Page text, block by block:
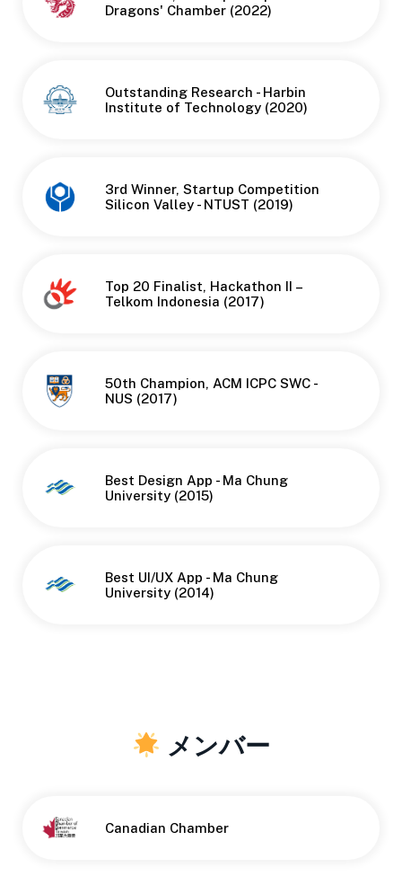
Dragons' Chamber (2022)
Outstanding Research - Harbin
Institute of Technology (2020)
3rd Winner, Startup Competition
Silicon Valley - NTUST (2019)
Top 20 Finalist, Hackathon II –
Telkom Indonesia (2017)
50th Champion, ACM ICPC SWC -
NUS (2017)
Best Design App - Ma Chung
University (2015)
Best UI/UX App - Ma Chung
University (2014)
メンバー
Canadian Chamber